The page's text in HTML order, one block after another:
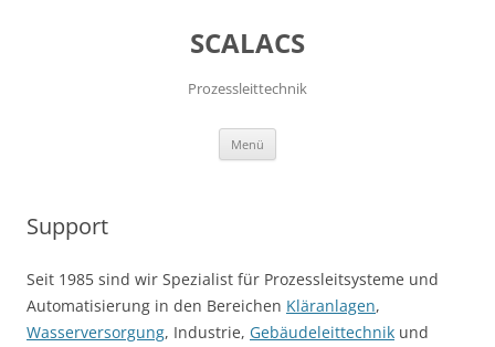
SCALACS
Prozessleittechnik
Menü
Support
Seit 1985 sind wir Spezialist für Prozessleitsysteme und
Automatisierung in den Bereichen Kläranlagen,
Wasserversorgung, Industrie, Gebäudeleittechnik und